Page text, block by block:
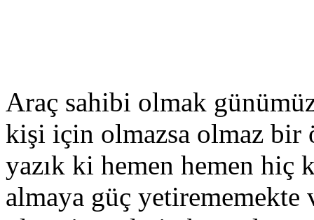
Araç sahibi olmak
kişi için olmazsa olmaz bir
yazık ki hemen hemen hiç
almaya güç yetirememekte